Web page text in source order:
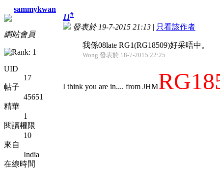
sammykwan
網站會員
UID
17
帖子
45651
精華
1
閱讀權限
10
來自
India
在線時間
11#
發表於 19-7-2015 21:13 | 只看該作者
我係08late RG1(RG18509)好采唔中。
Wong 發表於 18-7-2015 22:25
I think you are in.... from JHM